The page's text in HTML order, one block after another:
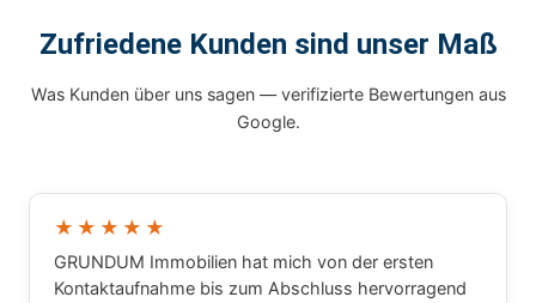
Zufriedene Kunden sind unser Maß
Was Kunden über uns sagen — verifizierte Bewertungen aus
Google.
★★★★★
GRUNDUM Immobilien hat mich von der ersten
Kontaktaufnahme bis zum Abschluss hervorragend